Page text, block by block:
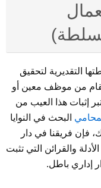
التقديرية لتحقيق
من موظف معين أو
إثبات هذا العيب من
البحث في النوايا
فإن فريقنا في دار
والقرائن التي تثبت
إداري باطل.